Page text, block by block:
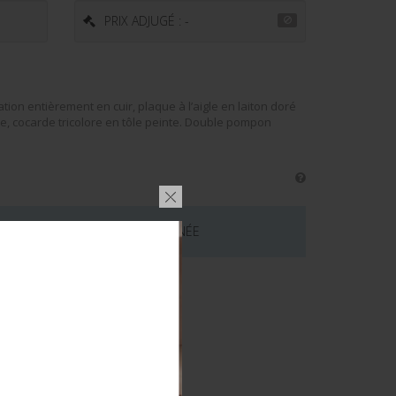
PRIX ADJUGÉ : -
entièrement en cuir, plaque à l’aigle en laiton doré
cocarde tricolore en tôle peinte. Double pompon
LOT EST MAINTENANT TERMINÉE